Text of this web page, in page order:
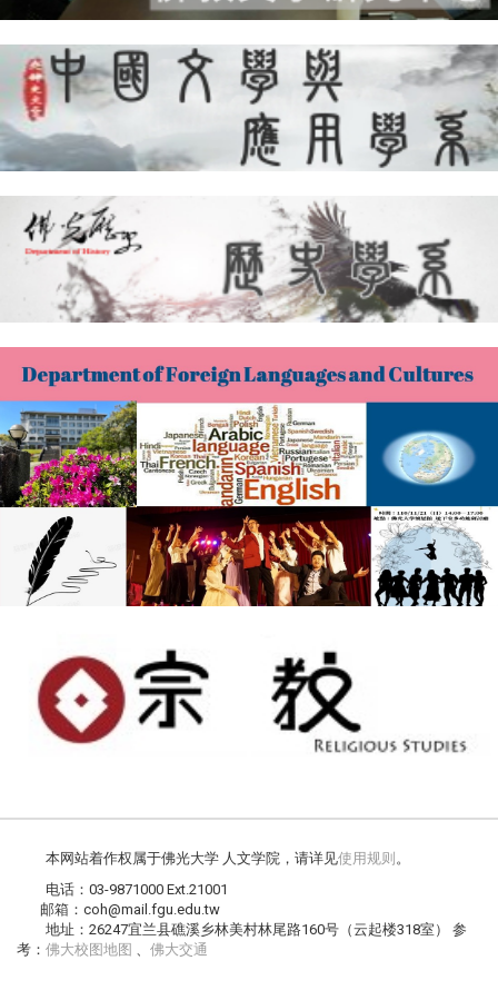
本网站着作权属于佛光大学 人文学院，请详见使用规则 。
电话：03-9871000 Ext.21001
邮箱：coh@mail.fgu.edu.tw
地址：26247宜兰县礁溪乡林美村林尾路160号（云起楼318室） 参
考： 佛大校图地图 、 佛大交通